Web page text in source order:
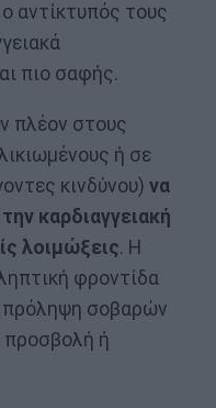
αντίκτυπός τους
πιο σαφής.
πλέον στους
ή σε
κινδύνου) να
καρδιαγγειακή
λοιμώξεις. Η
φροντίδα
πρόληψη σοβαρών
ή